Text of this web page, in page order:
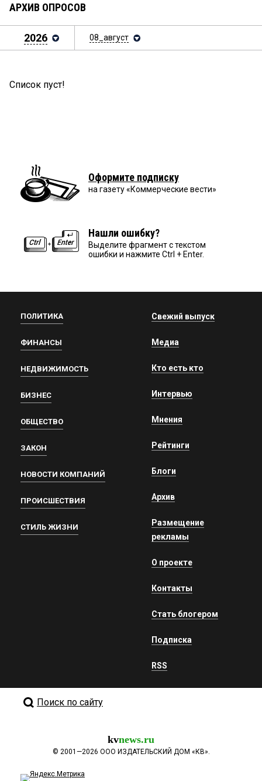
АРХИВ ОПРОСОВ
2026 08_август
Список пуст!
Оформите подписку
на газету «Коммерческие вести»
Нашли ошибку?
Выделите фрагмент с текстом
ошибки и нажмите Ctrl + Enter.
ПОЛИТИКА
ФИНАНСЫ
НЕДВИЖИМОСТЬ
БИЗНЕС
ОБЩЕСТВО
ЗАКОН
НОВОСТИ КОМПАНИЙ
ПРОИСШЕСТВИЯ
СТИЛЬ ЖИЗНИ
Свежий выпуск
Медиа
Кто есть кто
Интервью
Мнения
Рейтинги
Блоги
Архив
Размещение
рекламы
О проекте
Контакты
Стать блогером
Подписка
RSS
Поиск по сайту
kvnews.ru
© 2001—2026 ООО ИЗДАТЕЛЬСКИЙ ДОМ «КВ».